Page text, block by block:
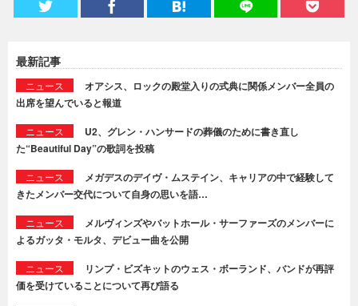
最新記事
ニュース
オアシス、ロックの殿堂入りの式典に関係メンバー全員の
出席を望んでいると報道
ニュース
U2、グレン・ハンサードの葬儀のために書き直し
た“Beautiful Day”の歌詞を投稿
ニュース
メガデスのデイヴ・ムステイン、キャリアの中で経験して
きたメンバー交代について自身の思いを語…
ニュース
メルヴィンズやバットホール・サーファーズのメンバーに
よるガッタ・モルタ、デビュー曲を公開
ニュース
リンプ・ビズキットのウェス・ボーランド、バンドが再評
価を受けていることについて再び語る